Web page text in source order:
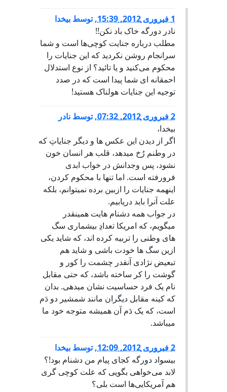
1 فبروری 2012, 15:39 ,توسط بیخدا
نادر دورگه خاک باد نکن!!
مطلب درباره جنایت کوچی‌ها است و شما
سرانجام روشن نکردید که این جنایات را
محکوم می‌کنید و یا تائید؟ از نوع استدلال
احمقانه ای شما پیدا است که در صدد
توجیه این جنایات هولناک هستید!
2 فبروری 2012, 07:32 ,توسط نادر
بیخدا،
اگر از دیدن این عکس ها و دیگر جنایاتِ که
در وطنم رُخ میدهد، قلب هر انسان خون
نشود، پس وجدانش در خواب ابدی
فرورفته است. اما تنها با محکوم کردن،
اینهمه جنایات را ازبین برده نمیتوانم، بلکه
علت آنرا باید دریابیم.
در جواب همه دشنام هایت همینقدر
میگویم، که امریکا تعدادِ بیشماری سگ
های وطنی را تربیه کرده اند، که شاید یکی
ازین سگ ها خودت باشی و شاید هم
تبعیض نژادی آنقدر چشمت را کور و
گوشت را کر ساخته باشد، که حتی مقابل
نام یک فرد حساسیت نشان میدهی. بدان
که کینه مقابل دیگران مانند شمشیر دو دَم
است، که یک دَم آن همیشه متوجه خود ما
میباشد.
2 فبروری 2012, 12:09 ,توسط بیخدا
بیسواد دورگه کجای پیام من دشنام بود!؟
لابد می‌خواهی بگویی که علت کوچی گری
هم آمریکایی‌ها است بلی؟